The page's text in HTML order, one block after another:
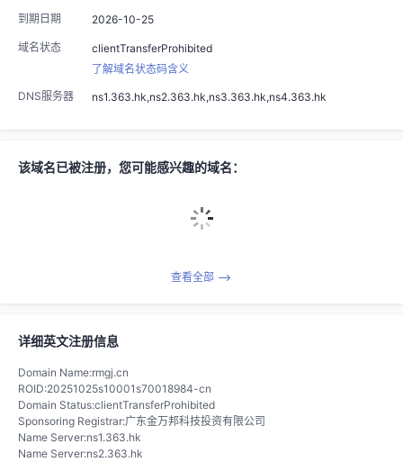
到期日期 2026-10-25
域名状态
clientTransferProhibited
了解域名状态码含义
DNS服务器
ns1.363.hk,ns2.363.hk,ns3.363.hk,ns4.363.hk
该域名已被注册，您可能感兴趣的域名：
查看全部
详细英文注册信息
Domain Name:rmgj.cn
ROID:20251025s10001s70018984-cn
Domain Status:clientTransferProhibited
Sponsoring Registrar:广东金万邦科技投资有限公司
Name Server:ns1.363.hk
Name Server:ns2.363.hk